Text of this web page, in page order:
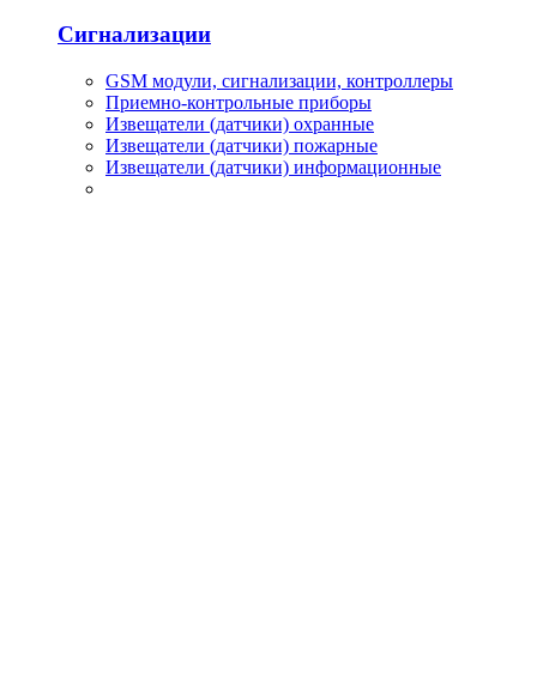
Сигнализации
GSM модули, сигнализации, контроллеры
Приемно-контрольные приборы
Извещатели (датчики) охранные
Извещатели (датчики) пожарные
Извещатели (датчики) информационные